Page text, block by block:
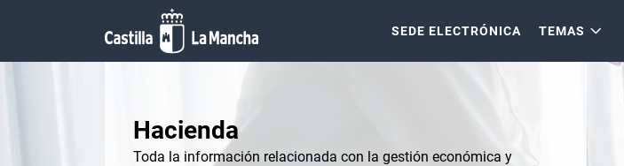
Pasar al contenido principal
SEDE ELECTRÓNICA TEMAS
Hacienda
Toda la información relacionada con la gestión económica y